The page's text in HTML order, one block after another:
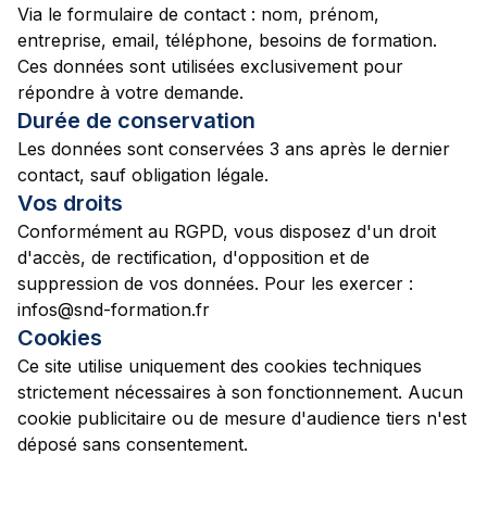
Via le formulaire de contact : nom, prénom,
entreprise, email, téléphone, besoins de formation.
Ces données sont utilisées exclusivement pour
répondre à votre demande.
Durée de conservation
Les données sont conservées 3 ans après le dernier
contact, sauf obligation légale.
Vos droits
Conformément au RGPD, vous disposez d'un droit
d'accès, de rectification, d'opposition et de
suppression de vos données. Pour les exercer :
infos@snd-formation.fr
Cookies
Ce site utilise uniquement des cookies techniques
strictement nécessaires à son fonctionnement. Aucun
cookie publicitaire ou de mesure d'audience tiers n'est
déposé sans consentement.